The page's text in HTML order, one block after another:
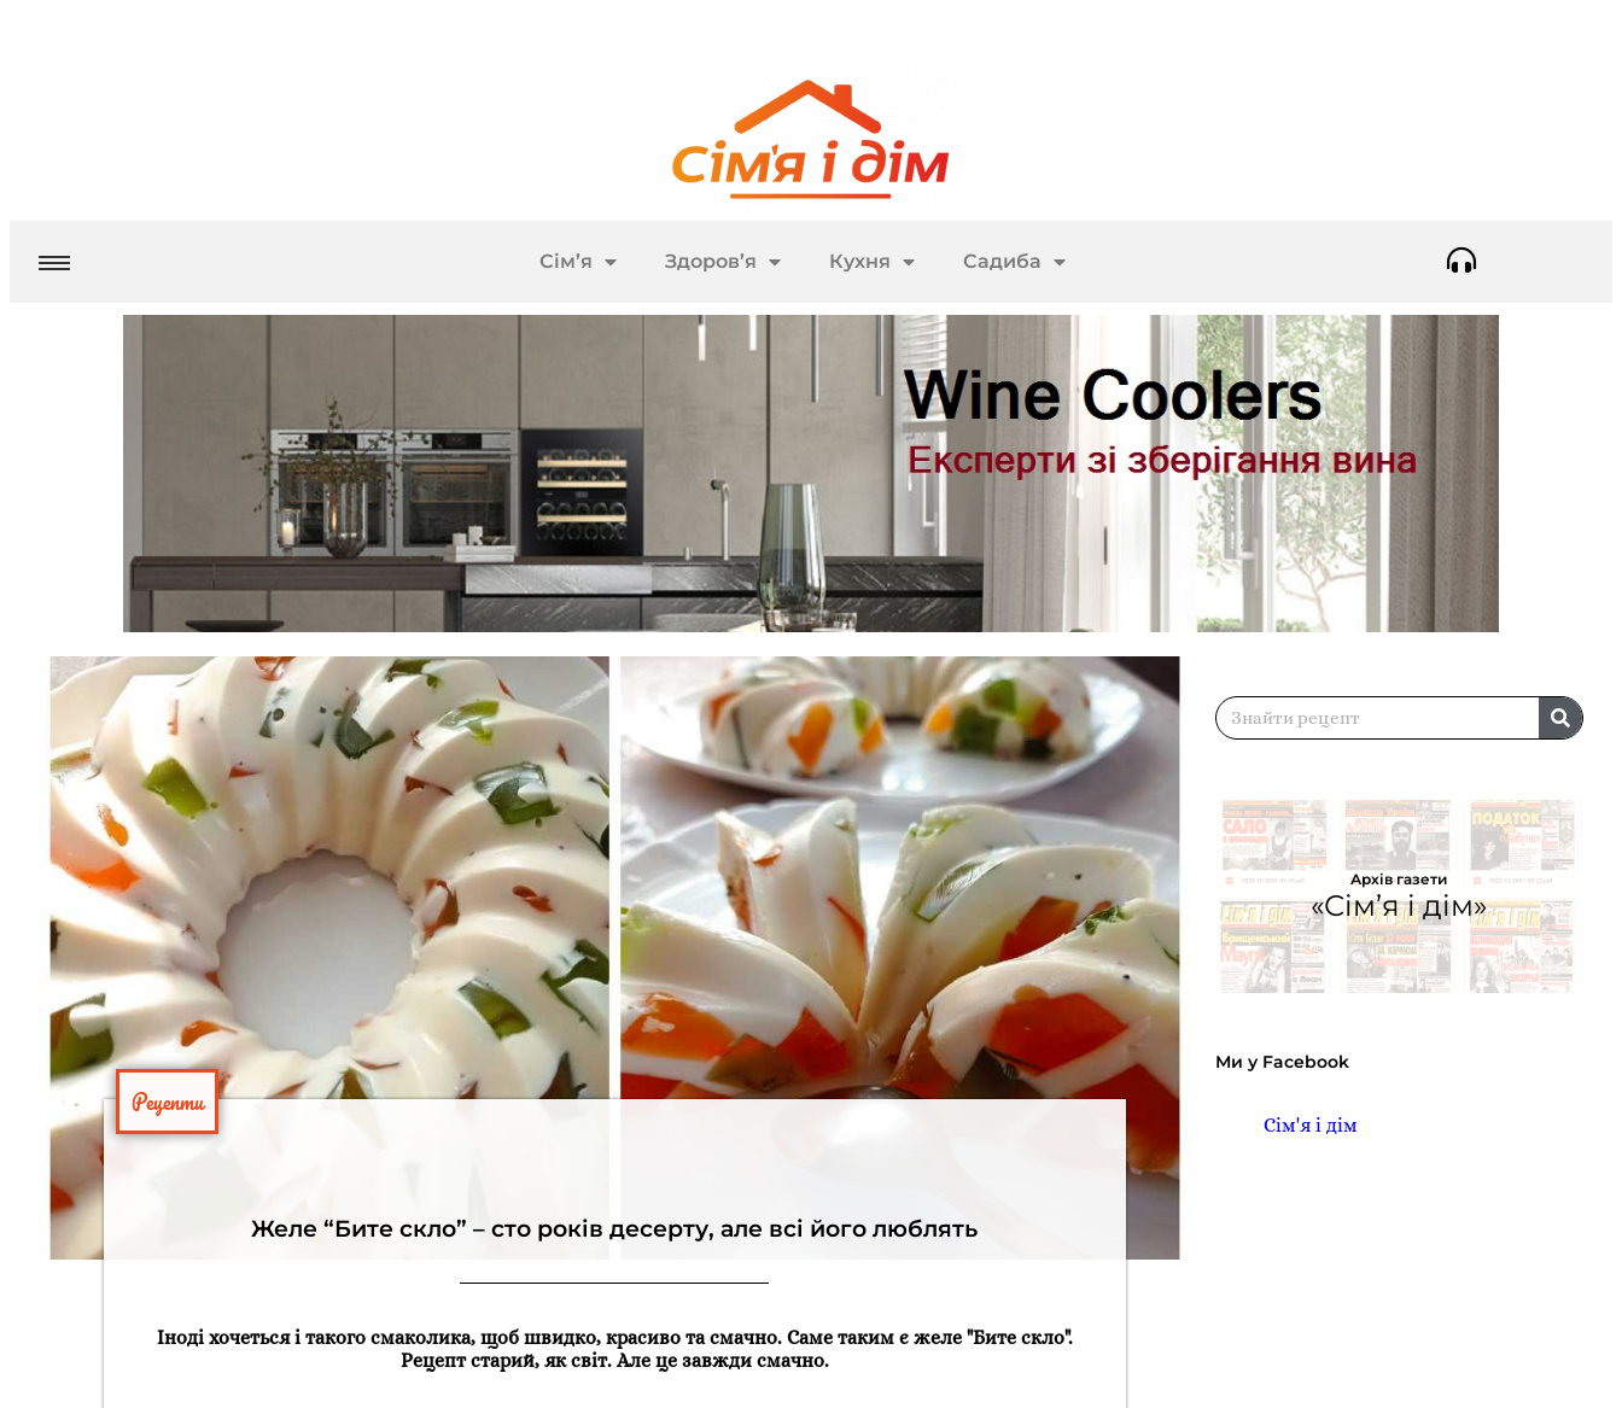
Сім’я Здоров’я Кухня Садиба
Рецепти
Желе “Бите скло” – сто років десерту, але всі його люблять
Іноді хочеться і такого смаколика, щоб швидко, красиво та смачно. Саме таким є желе "Бите скло".
Рецепт старий, як світ. Але це завжди смачно.
Архів газети
«Сім’я і дім»
Ми у Facebook
Сім'я і дім